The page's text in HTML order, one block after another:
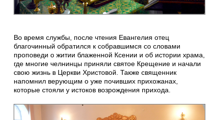
Во время службы, после чтения Евангелия отец
благочинный обратился к собравшимся со словами
проповеди о житии блаженной Ксении и об истории храма,
где многие челнинцы приняли святое Крещение и начали
свою жизнь в Церкви Христовой. Также священник
напомнил верующим о уже почивших прихожанах,
которые стояли у истоков возрождения прихода.